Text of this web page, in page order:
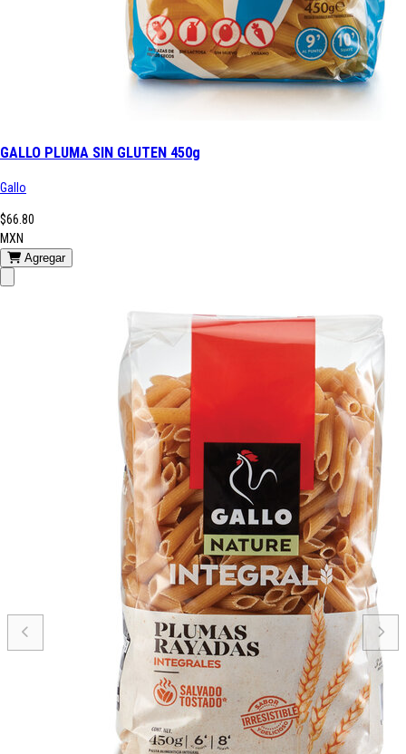
GALLO PLUMA SIN GLUTEN 450g
Gallo
$66.80
MXN
Agregar